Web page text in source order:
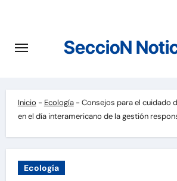
contenido
SeccioN
Inicio - Ecología- Consejos para el cuidado
en el día interamericano de la gestión
Ecología